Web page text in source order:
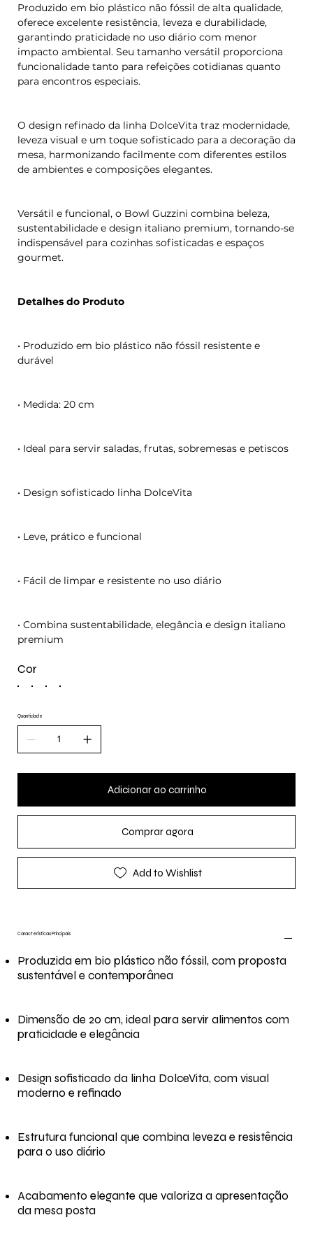
Produzido em bio plástico não fóssil de alta qualidade,
oferece excelente resistência, leveza e durabilidade,
garantindo praticidade no uso diário com menor
impacto ambiental. Seu tamanho versátil proporciona
funcionalidade tanto para refeições cotidianas quanto
para encontros especiais.
O design refinado da linha DolceVita traz modernidade,
leveza visual e um toque sofisticado para a decoração da
mesa, harmonizando facilmente com diferentes estilos
de ambientes e composições elegantes.
Versátil e funcional, o Bowl Guzzini combina beleza,
sustentabilidade e design italiano premium, tornando-se
indispensável para cozinhas sofisticadas e espaços
gourmet.
Detalhes do Produto
• Produzido em bio plástico não fóssil resistente e
durável
• Medida: 20 cm
• Ideal para servir saladas, frutas, sobremesas e petiscos
• Design sofisticado linha DolceVita
• Leve, prático e funcional
• Fácil de limpar e resistente no uso diário
• Combina sustentabilidade, elegância e design italiano
premium
Cor
Quantidade
Adicionar ao carrinho
Comprar agora
Add to Wishlist
Características Principais
Produzida em bio plástico não fóssil, com proposta
sustentável e contemporânea
Dimensão de 20 cm, ideal para servir alimentos com
praticidade e elegância
Design sofisticado da linha DolceVita, com visual
moderno e refinado
Estrutura funcional que combina leveza e resistência
para o uso diário
Acabamento elegante que valoriza a apresentação
da mesa posta